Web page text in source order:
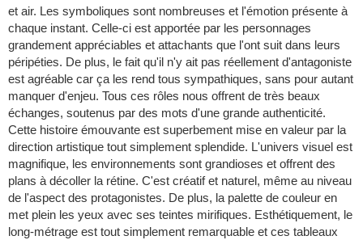
et air. Les symboliques sont nombreuses et l'émotion présente à
chaque instant. Celle-ci est apportée par les personnages
grandement appréciables et attachants que l'ont suit dans leurs
péripéties. De plus, le fait qu'il n'y ait pas réellement d'antagoniste
est agréable car ça les rend tous sympathiques, sans pour autant
manquer d'enjeu. Tous ces rôles nous offrent de très beaux
échanges, soutenus par des mots d'une grande authenticité.
Cette histoire émouvante est superbement mise en valeur par la
direction artistique tout simplement splendide. L'univers visuel est
magnifique, les environnements sont grandioses et offrent des
plans à décoller la rétine. C'est créatif et naturel, même au niveau
de l'aspect des protagonistes. De plus, la palette de couleur en
met plein les yeux avec ses teintes mirifiques. Esthétiquement, le
long-métrage est tout simplement remarquable et ces tableaux